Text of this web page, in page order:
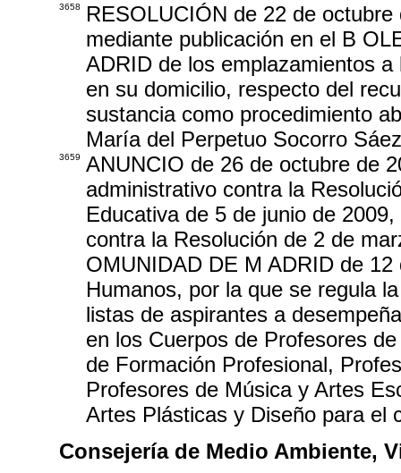
3658
RESOLUCIÓN de 22 de
mediante publicación en el B
ADRID de los emplazamientos
en su domicilio, respecto del
sustancia como procedimiento
María del Perpetuo Socorro
3659
ANUNCIO de 26 de octubre de
administrativo contra la
Educativa de 5 de junio de
contra la Resolución de 2 de
OMUNIDAD DE M ADRID de
Humanos, por la que se regula
listas de aspirantes a
en los Cuerpos de Profesores
de Formación Profesional,
Profesores de Música y Artes
Artes Plásticas y Diseño para el
Consejería de Medio Ambiente,